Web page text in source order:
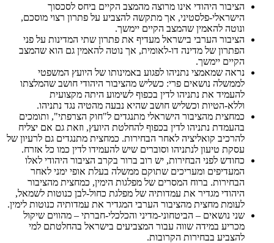
הציבור היהודי אינו מרוצה מהמצב הקיים ביחס לסכסוך
הישראלי-פלסטיני, אך מתקשה להצביע על פתרון רצוי מוסכם,
ונוטה להאמין שהמצב הקיים יימשך.
הציבור הערבי בישראל מעדיף את פתרון שתי המדינות על פני
הפתרון של מדינה דו-לאומית, אך נוטה להאמין גם הוא שהמצב
הקיים יימשך.
נראה שמאמצי נתניהו לפגוע באמינותו של היועץ המשפטי
לממשלה נושאים פרי: כשליש מהציבור היהודי חושב שהמלצתו
להעמיד את נתניהו לדין בכפוף לשימוע היתה מקצועית
וללא-הטיות וכשליש חושב שהיא נבעה מהטיה נגד נתניהו.
כמחצית מהציבור הישראלי מתנגדים ל"חוק הצרפתי", ותומכים
בהעמדת נתניהו לדין בכפוף להחלטת היועץ, וזאת גם אם יצליח
להרכיב קואליציה לאחר הבחירות. כמחצית מתנגדים גם לרעיון של
עסקת טיעון לנתניהו וסוברים שיש להעמידו לדין כמו כל אזרח.
כחודש לפני הבחירות, יש רוב ברור בקרב הציבור היהודי לאלו
המעדיפים ומעריכים שתוקם ממשלה בעלת אופי ימני לאחר
הבחירות. ברוח המסרים של מפלגות הימין, כמחצית מהציבור
היהודי מגדיר את עמדותיה של מפלגת כחול-לבן כנוטות לשמאל,
לעומת מחצית מהציבור הערבי המגדיר את עמדותיה כנוטות לימין.
שני נושאים – הביטחוני-מדיני והכלכלי-חברתי – מהווים שיקול
מכריע במידה שווה עבור המצביעים בישראל בהחלטתם למי
להצביע בבחירות הקרובות.